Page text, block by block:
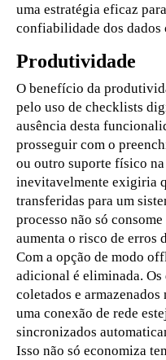
uma estratégia eficaz
confiabilidade dos dados
Produtividade
O benefício da
pelo uso de checklists
ausência desta
prosseguir com o
ou outro suporte físico na
inevitavelmente exigiria
transferidas para um
processo não só
aumenta o risco de erros
Com a opção de modo
adicional é eliminada. Os
coletados e
uma conexão de rede
sincronizados
Isso não só economiza